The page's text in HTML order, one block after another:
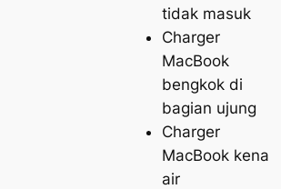
tidak masuk
Charger
MacBook
bengkok di
bagian ujung
Charger
MacBook kena
air